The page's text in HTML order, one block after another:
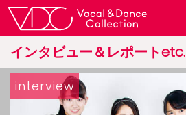
インタビュー＆レポートetc.
interview